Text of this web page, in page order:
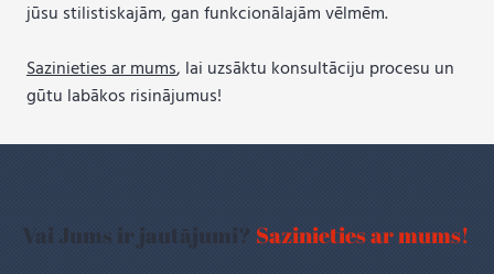
jūsu stilistiskajām, gan funkcionālajām vēlmēm.
Sazinieties ar mums, lai uzsāktu konsultāciju procesu un
gūtu labākos risinājumus!
Vai Jums ir jautājumi? Sazinieties ar mums!